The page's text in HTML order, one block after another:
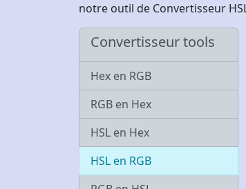
notre outil de Convertisseur
Convertisseur tools
Hex en RGB
RGB en Hex
HSL en Hex
HSL en RGB